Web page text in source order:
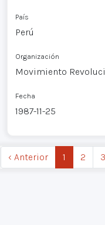
País
Perú
Organización
Movimiento
Fecha
1987-11-25
‹ Anterior 1 2 3